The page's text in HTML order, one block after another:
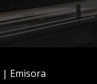
| Emisora